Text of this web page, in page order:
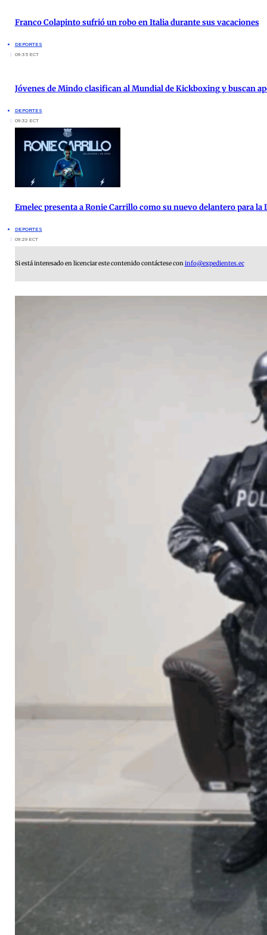
Franco Colapinto sufrió un robo en Italia durante sus vacaciones
DEPORTES
09:35 ECT
Jóvenes de Mindo clasifican al Mundial de Kickboxing y buscan
DEPORTES
09:32 ECT
Emelec presenta a Ronie Carrillo como su nuevo delantero para la
DEPORTES
09:29 ECT
Si está interesado en licenciar este contenido contáctese coninfo@expedientes.ec